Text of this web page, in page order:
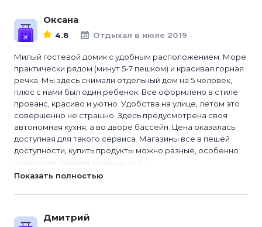
Оксана
4.8 Отдыхал в июле 2019
Милый гостевой домик с удобным расположением. Море
практически рядом (минут 5-7 пешком) и красивая горная
речка. Мы здесь снимали отдельный дом на 5 человек,
плюс с нами был один ребенок. Все оформлено в стиле
прованс, красиво и уютно. Удобства на улице, летом это
совершенно не страшно. Здесь предусмотрена своя
автономная кухня, а во дворе бассейн. Цена оказалась
доступная для такого сервиса. Магазины все в пешей
доступности, купить продукты можно разные, особенно
Показать полностью
Дмитрий